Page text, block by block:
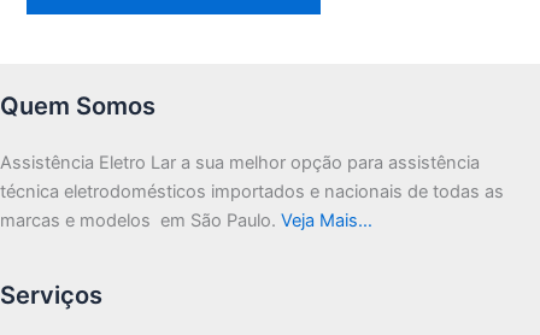
Quem Somos
Assistência Eletro Lar a sua melhor opção para assistência
técnica eletrodomésticos importados e nacionais de todas as
marcas e modelos em São Paulo. Veja Mais…
Serviços